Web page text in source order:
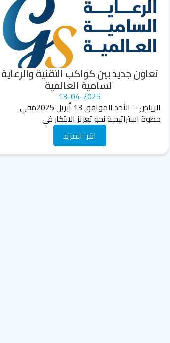
تعاون جديد بين كواكب التقنية والرعاية
السامية العالمية
13-04-2025
الرياض – الأحد الموافق 13 أبريل 2025مفي
خطوة استراتيجية نحو تعزيز الابتكار في
اقرا المزيد